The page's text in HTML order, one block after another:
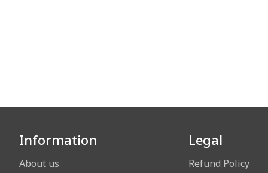
Information
About us
Legal
Refund Policy